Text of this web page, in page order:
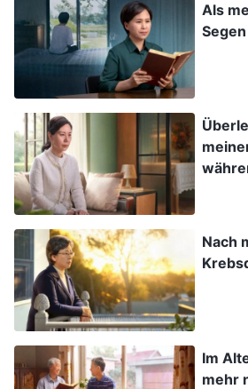
Gott, „Oh Gott! Mir geht es
und ich fühle mich so
Antrieb für meine Pflicht. Ich
aufgebracht gegen Dich. Bitte
Absicht zu verstehen. Ich
unterwerfen, reflektieren und
lernen.“
Während meiner Suche las ich
von Gottes Worten: „Erstens,
Menschen anfangen, an Gott
von ihnen hat da keine
Beweggründe und
von ihnen an die Existenz
Als
Nach
Im
mehr